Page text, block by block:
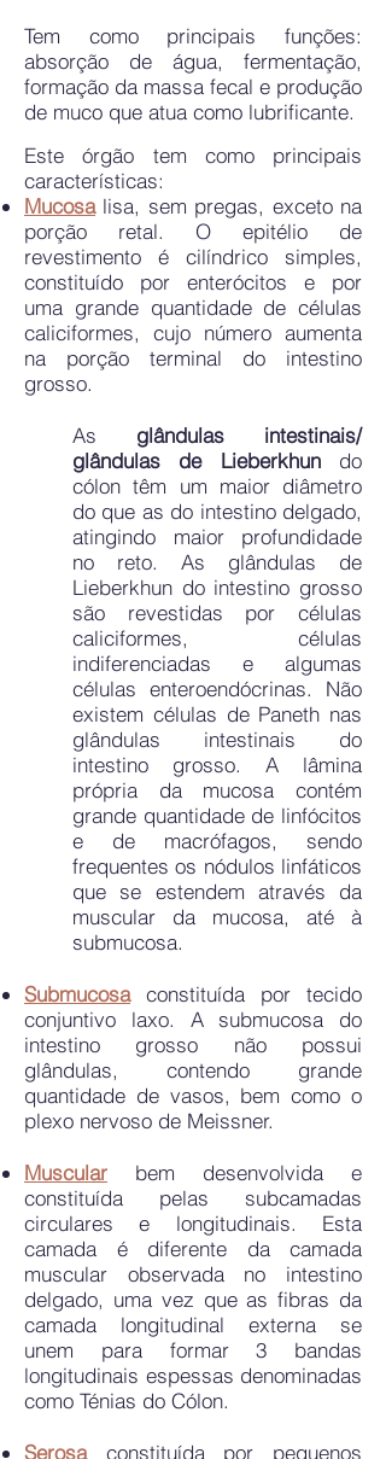
Tem como principais funções:
absorção de água, fermentação,
formação da massa fecal e produção
de muco que atua como lubrificante.
Este órgão tem como principais
características:
Mucosalisa, sem pregas, exceto na
porção retal. O epitélio de
revestimento é cilíndrico simples,
constituído por enterócitos e por
uma grande quantidade de células
caliciformes, cujo número aumenta
na porção terminal do intestino
grosso.
As glândulas intestinais/
glândulas de Lieberkhun do
cólon têm um maior diâmetro
do que as do intestino delgado,
atingindo maior profundidade
no reto. As glândulas de
Lieberkhun do intestino grosso
são revestidas por células
caliciformes, células
indiferenciadas e algumas
células enteroendócrinas. Não
existem células de Paneth nas
glândulas intestinais do
intestino grosso. A lâmina
própria da mucosa contém
grande quantidade de linfócitos
e de macrófagos, sendo
frequentes os nódulos linfáticos
que se estendem através da
muscular da mucosa, até à
submucosa.
Submucosaconstituída por tecido
conjuntivo laxo. A submucosa do
intestino grosso não possui
glândulas, contendo grande
quantidade de vasos, bem como o
plexo nervoso de Meissner.
Muscular bem desenvolvida e
constituída pelas subcamadas
circulares e longitudinais. Esta
camada é diferente da camada
muscular observada no intestino
delgado, uma vez que as fibras da
camada longitudinal externa se
unem para formar 3 bandas
longitudinais espessas denominadas
como Ténias do Cólon.
Serosaconstituída por pequenos